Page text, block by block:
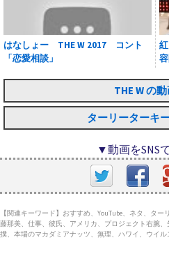
はなしょー THE W 2017 コント
「恋愛相談」
容
THE W の
ターリーターキ
▼動画をSNS
【関連キーワード】おすすめ、YouTube、ネタ、タ
藤那美、仕事、彼氏、アメリカ、プロジェクト右腕
撲、本場のマカダミアナッツ、無理、ハワイ、ウイル